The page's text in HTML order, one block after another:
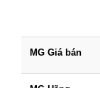
MG Giá bán